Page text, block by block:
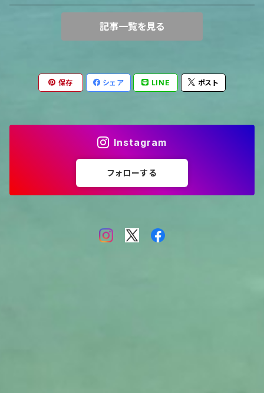
記事一覧を見る
保存 シェア LINE ポスト
Instagram
フォローする